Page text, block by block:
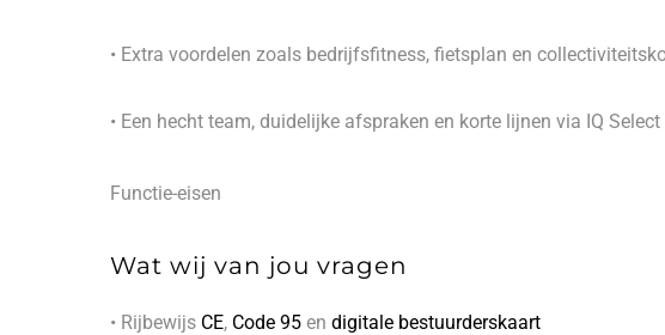
• Extra voordelen zoals bedrijfsfitness, fietsplan en
• Een hecht team, duidelijke afspraken en korte lijnen via IQ Select
Functie-eisen
Wat wij van jou vragen
• Rijbewijs CE, Code 95 en digitale bestuurderskaart